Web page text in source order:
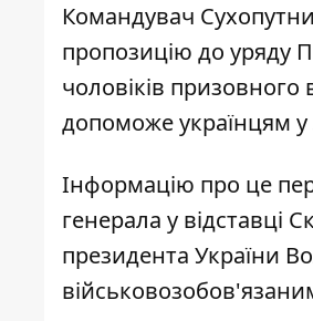
Командувач
пропозицію до уряду
чоловіків призовного
допоможе українцям у
Інформацію про це
генерала у
президента України